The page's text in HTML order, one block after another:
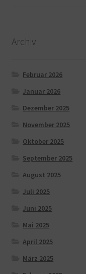
Archiv
Februar 2026
Januar 2026
Dezember 2025
November 2025
Oktober 2025
September 2025
August 2025
Juli 2025
Juni 2025
Mai 2025
April 2025
März 2025